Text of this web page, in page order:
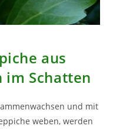
aus
Schatten
und mit
weben, werden